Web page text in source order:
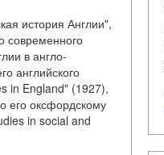
история Англии",
современного
в англо-
английского
in England" (1927),
его оксфордскому
in social and